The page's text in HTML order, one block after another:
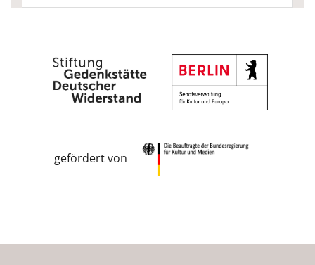
gefördert von